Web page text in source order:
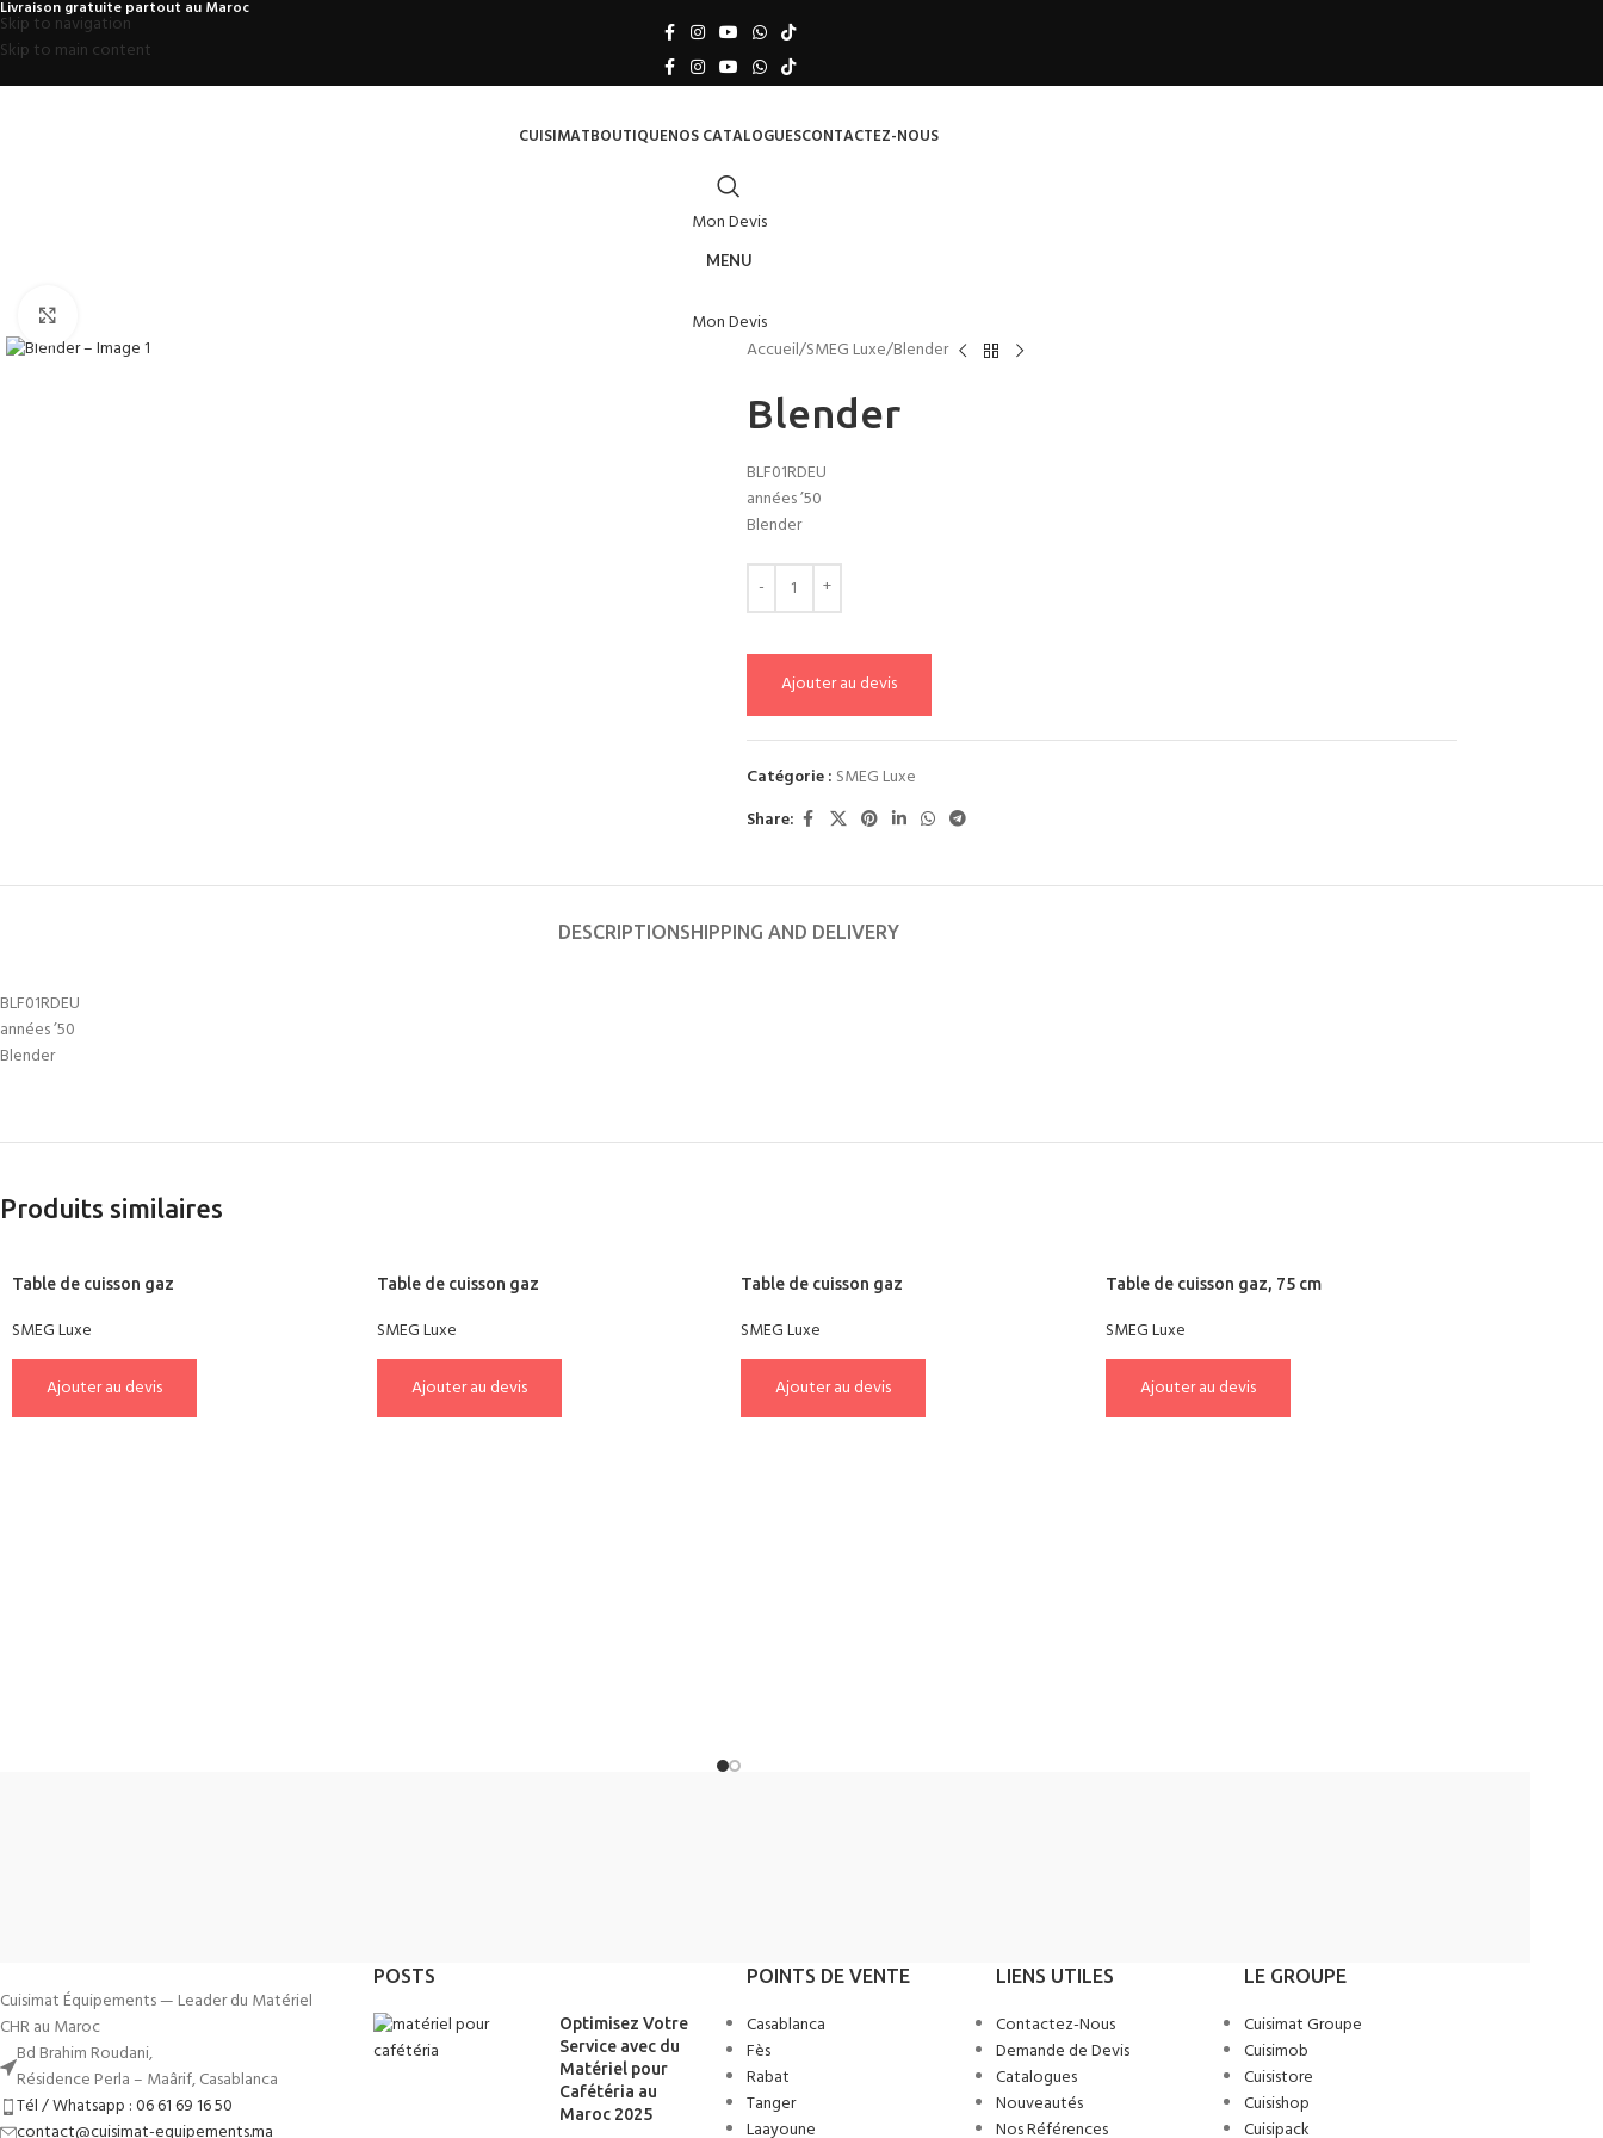
Skip to navigation
Skip to main content
Livraison gratuite partout au Maroc
CUISIMATBOUTIQUENOS CATALOGUESCONTACTEZ-NOUS
Mon Devis
MENU
Mon Devis
Accueil SMEG Luxe Blender
Blender
BLF01RDEU
années ’50
Blender
Ajouter au devis
Catégorie : SMEG Luxe
Share:
DESCRIPTIONSHIPPING AND DELIVERY
BLF01RDEU
années ’50
Blender
Produits similaires
Table de cuisson gaz
SMEG Luxe
Ajouter au devis
Table de cuisson gaz
SMEG Luxe
Ajouter au devis
Table de cuisson gaz
SMEG Luxe
Ajouter au devis
Table de cuisson gaz, 75 cm
SMEG Luxe
Ajouter au devis
Cuisimat Équipements — Leader du Matériel
CHR au Maroc
Bd Brahim Roudani,
Résidence Perla – Maârif, Casablanca
Tél / Whatsapp : 06 61 69 16 50
contact@cuisimat-equipements.ma
POSTS
Optimisez Votre
Service avec du
Matériel pour
Cafétéria au
Maroc 2025
POINTS DE VENTE
Casablanca
Fès
Rabat
Tanger
Laayoune
LIENS UTILES
Contactez-Nous
Demande de Devis
Catalogues
Nouveautés
Nos Références
LE GROUPE
Cuisimat Groupe
Cuisimob
Cuisistore
Cuisishop
Cuisipack